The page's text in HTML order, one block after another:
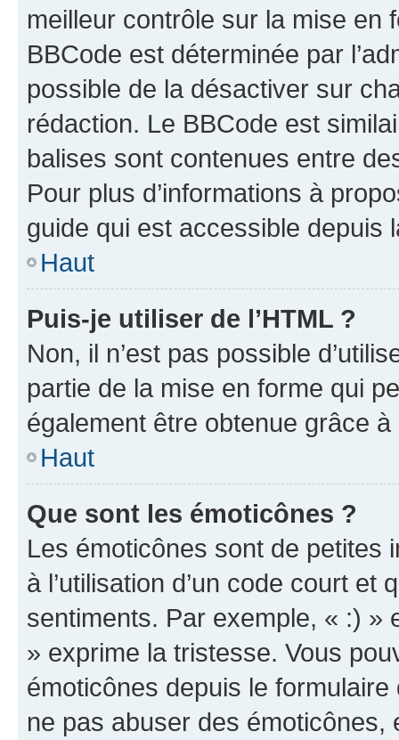
meilleur contrôle sur la mise en
BBCode est déterminée par
possible de la désactiver sur
rédaction. Le BBCode est
balises sont contenues entre
Pour plus d’informations à
guide qui est accessible depuis
Haut
Puis-je utiliser de l’HTML ?
Non, il n’est pas possible
partie de la mise en forme qui
également être obtenue grâce à
Haut
Que sont les émoticônes ?
Les émoticônes sont de petites
à l’utilisation d’un code court et
sentiments. Par exemple, « :) »
» exprime la tristesse. Vous
émoticônes depuis le
ne pas abuser des